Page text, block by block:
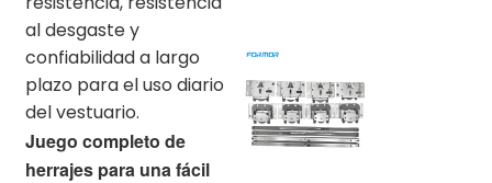
al desgaste y
confiabilidad a largo
plazo para el uso diario
del vestuario.
Juego completo de
herrajes para una fácil